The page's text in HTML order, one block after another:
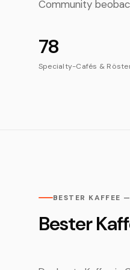
Community
78
Specialty-Cafés &
BESTER KAFFEE
Bester